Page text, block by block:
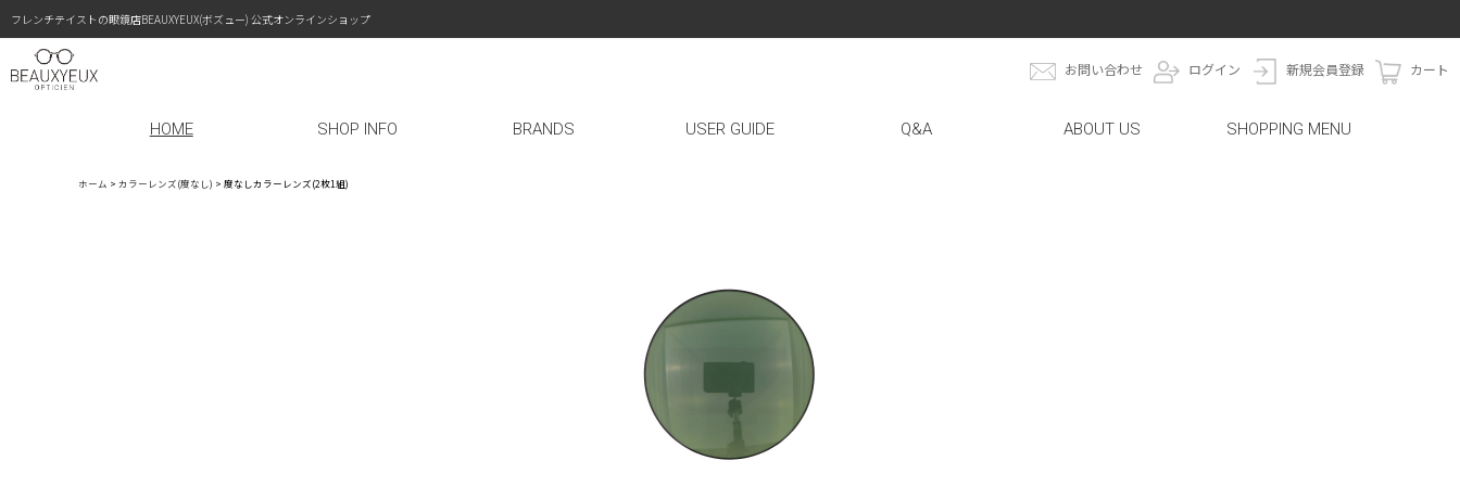
フレンチテイストの眼鏡店BEAUXYEUX(ボズュー) 公式オンラインショップ
お問い合わせ ログイン 新規会員登録 カート
HOME SHOP INFO BRANDS USER GUIDE Q&A ABOUT US SHOPPING MENU
ホーム > カラーレンズ(度なし) > 度なしカラーレンズ(2枚1組)